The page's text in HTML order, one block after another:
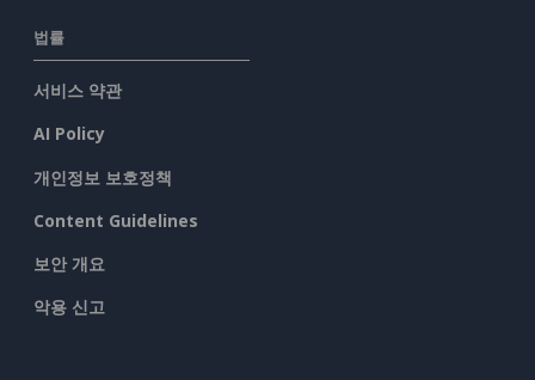
법률
서비스 약관
AI Policy
개인정보 보호정책
Content Guidelines
보안 개요
악용 신고